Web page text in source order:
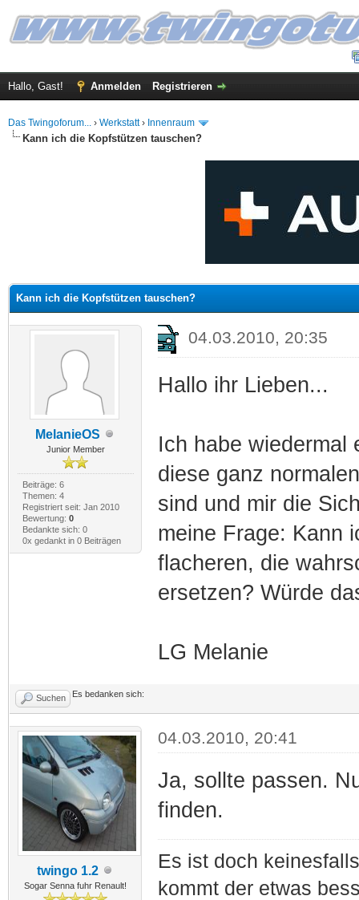
Hallo, Gast! Anmelden Registrieren
Das Twingoforum... › Werkstatt› Innenraum
Kann ich die Kopfstützen tauschen?
Kann ich die Kopfstützen tauschen?
MelanieOS
Junior Member
Beiträge: 6
Themen: 4
Registriert seit: Jan 2010
Bewertung: 0
Bedankte sich: 0
0x gedankt in 0 Beiträgen
04.03.2010, 20:35
Hallo ihr Lieben...
Ich habe wiedermal
diese ganz
sind und mir die
meine Frage: Kann
flacheren, die
ersetzen? Würde
LG Melanie
Suchen Es bedanken sich:
twingo 1.2
Sogar Senna fuhr Renault!
04.03.2010, 20:41
Ja, sollte passen.
finden.
Es ist doch
kommt der etwas